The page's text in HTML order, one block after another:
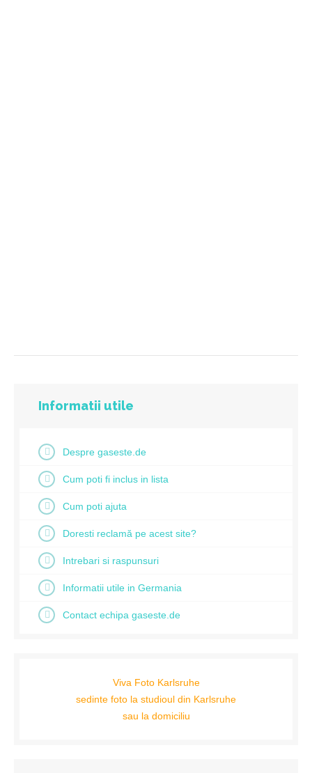
Informatii utile
Despre gaseste.de
Cum poti fi inclus in lista
Cum poti ajuta
Doresti reclamă pe acest site?
Intrebari si raspunsuri
Informatii utile in Germania
Contact echipa gaseste.de
Viva Foto Karlsruhe
sedinte foto la studioul din Karlsruhe
sau la domiciliu